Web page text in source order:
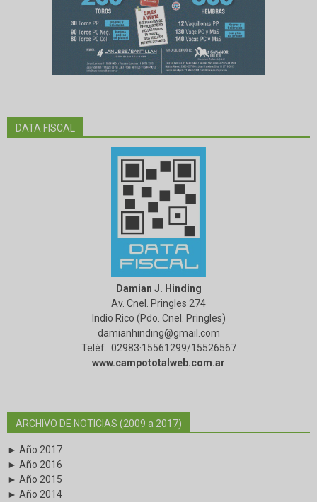
DATA FISCAL
Damian J. Hinding
Av. Cnel. Pringles 274
Indio Rico (Pdo. Cnel. Pringles)
damianhinding@gmail.com
Teléf.: 02983·15561299/15526567
www.campototalweb.com.ar
ARCHIVO DE NOTICIAS (2009 a 2017)
► Año 2017
► Año 2016
► Año 2015
► Año 2014